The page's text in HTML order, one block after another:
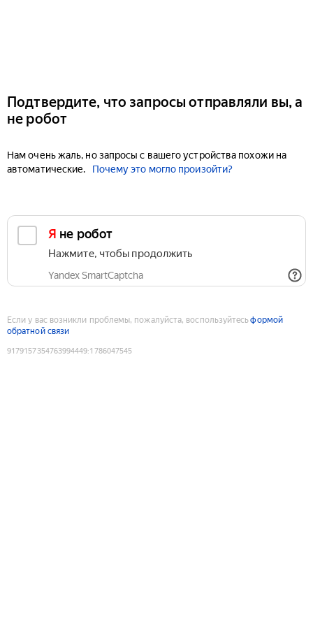
Подтвердите, что запросы отправляли вы, а
не робот
Нам очень жаль, но запросы с вашего устройства похожи на
автоматические.
Почему это могло произойти?
Я не робот
Нажмите, чтобы продолжить
Yandex SmartCaptcha
Если у вас возникли проблемы, пожалуйста, воспользуйтесьформой
обратной связи
9179157354763994449:1786047545